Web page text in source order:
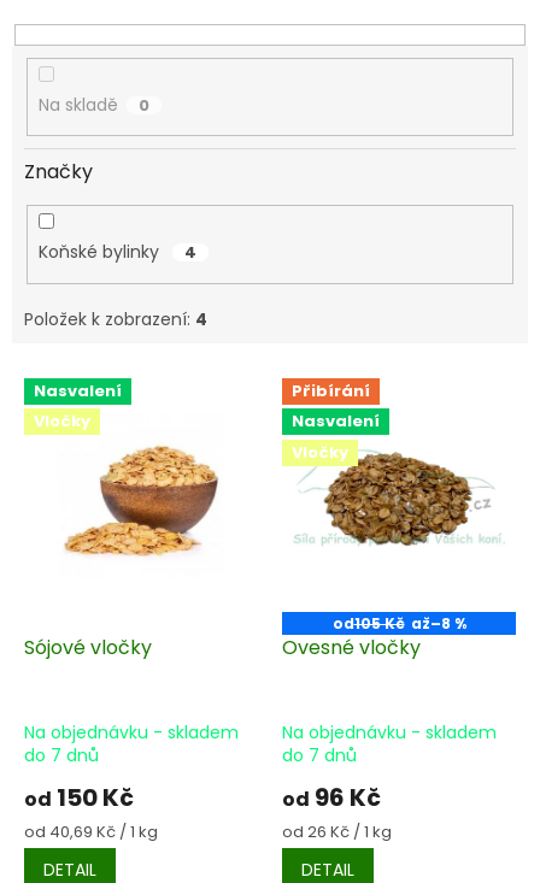
k
t
Na skladě 0
Značky
Koňské bylinky 4
Položek k zobrazení: 4
V
p
Nasvalení
Vločky
Sójové vločky
Na objednávku - skladem
do 7 dnů
od 150 Kč
Měrná
cena:
od 40,69 Kč / 1 kg
DETAIL
Přibírání
Nasvalení
Vločky
od105 Kč až–8 %
Ovesné vločky
Na objednávku - skladem
do 7 dnů
od 96 Kč
Měrná
cena:
od 26 Kč / 1 kg
DETAIL